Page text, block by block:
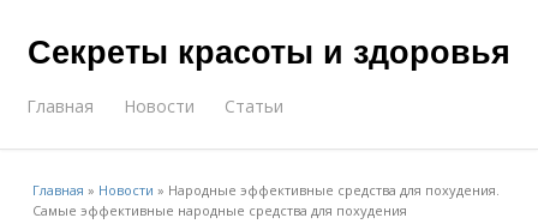
Секреты красоты и здоровья
Главная Новости Статьи
Главная » Новости » Народные эффективные средства для похудения.
Самые эффективные народные средства для похудения